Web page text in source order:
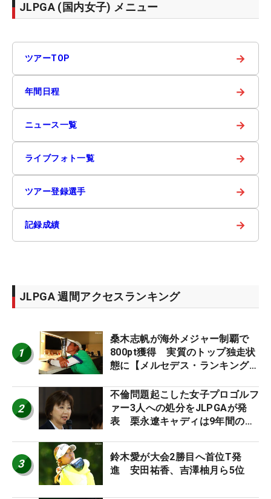
JLPGA (国内女子) メニュー
ツアーTOP →
年間日程 →
ニュース一覧 →
ライブフォト一覧 →
ツアー登録選手 →
記録成績 →
JLPGA 週間アクセスランキング
1
桑木志帆が海外メジャー制覇で
800pt獲得 実質のトップ独走状
態に【メルセデス・ランキング番
2
不倫問題起こした女子プロゴルフ
ァー3人への処分をJLPGAが発
表 栗永遼キャディは9年間の立
3
鈴木愛が大会2勝目へ首位T発
進 安田祐香、吉澤柚月ら5位